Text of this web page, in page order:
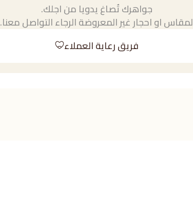
جواهرك تُصاغ يدويا من اجلك.
لمقاس او احجار غير المعروضة الرجاء التواصل معنا.
فريق رعاية العملاء